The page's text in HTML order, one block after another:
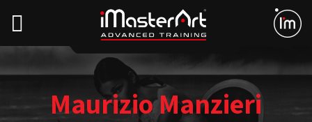
Maurizio Manzieri